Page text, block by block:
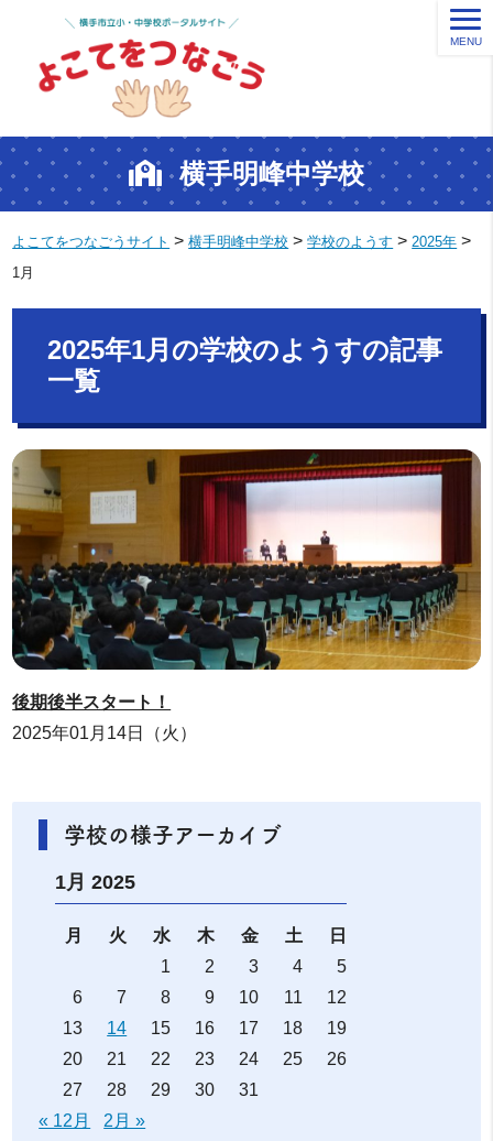
横手明峰中学校
MENU
よこてをつなごうサイト >横手明峰中学校 >学校のようす > 2025年 >
1月
2025年1月の学校のようすの記事
一覧
後期後半スタート！
2025年01月14日（火）
学校の様子アーカイブ
1月 2025
月 火 水 木 金 土
日
1
2 3 4
5
6
7 8 9 10 11
12
13
14 15 16 17 18
19
20
21 22 23 24 25
26
27
28 29 30
31
« 12月
2月 »